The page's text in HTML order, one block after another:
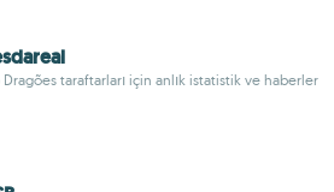
Dragões taraftarları için anlık istatistik ve haberler